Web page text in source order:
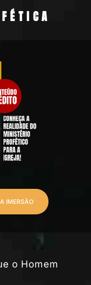
IMERSÃO
o Homem